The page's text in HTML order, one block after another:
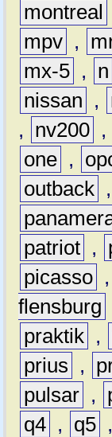
montreal
mpv ,
mx-5 , n
nissan
,
,
nv200 ,
one ,
outback ,
patriot ,
picasso ,
flensburg
praktik ,
prius
,
pulsar ,
q4 , q5 ,